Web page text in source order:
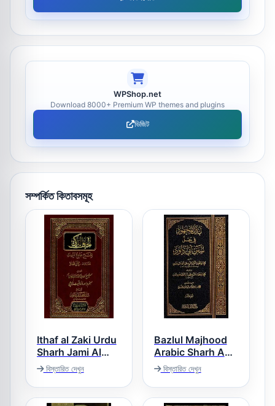
WPShop.net
Download 8000+ Premium WP themes and plugins
ভিজিট
সম্পর্কিত কিতাবসমূহ
Ithaf al Zaki Urdu
Sharh Jami Al
Tirmzi اتحاف الذکی
اردو شرح جامع
الترمذی
বিস্তারিত দেখুন
Bazlul Majhood
Arabic Sharh Abu
Dawood بذل
المجھود فی حل ابی
داؤد
বিস্তারিত দেখুন